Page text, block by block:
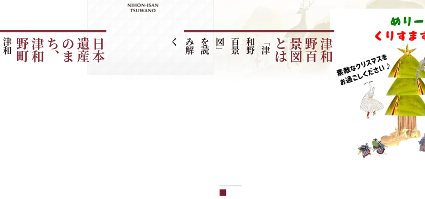
日
本
遺
産
の
ま
ち
、
津
和
野
町
津
和
野
町
の
ご
紹 津
和
野
百
景
図
と
は
「
津
和
野
百
景
図
」
を
読
み
解
く